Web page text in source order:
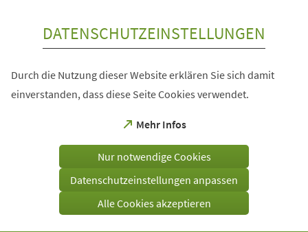
DATENSCHUTZEINSTELLUNGEN
Durch die Nutzung dieser Website erklären Sie sich damit
einverstanden, dass diese Seite Cookies verwendet.
Mehr Infos
(Öffnet
einem
Tab)
Nur notwendige Cookies
Datenschutzeinstellungen anpassen
Alle Cookies akzeptieren